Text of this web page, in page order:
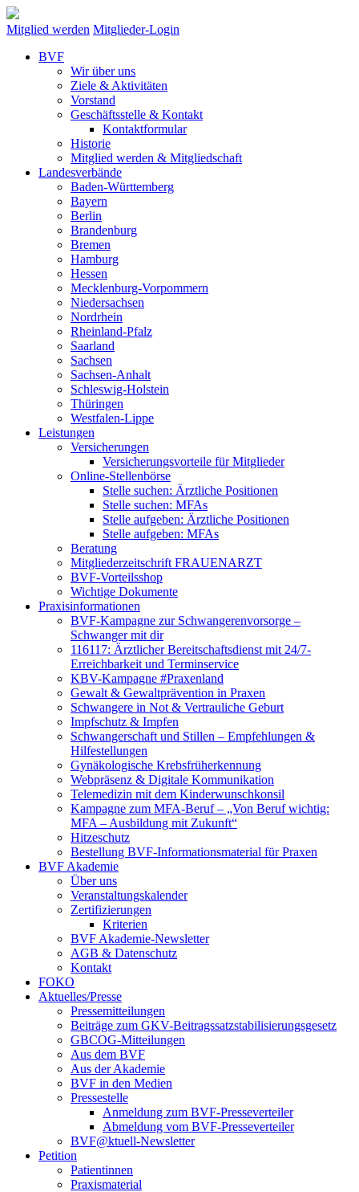
Mitglied werden Mitglieder-Login
BVF
Wir über uns
Ziele & Aktivitäten
Vorstand
Geschäftsstelle & Kontakt
Kontaktformular
Historie
Mitglied werden & Mitgliedschaft
Landesverbände
Baden-Württemberg
Bayern
Berlin
Brandenburg
Bremen
Hamburg
Hessen
Mecklenburg-Vorpommern
Niedersachsen
Nordrhein
Rheinland-Pfalz
Saarland
Sachsen
Sachsen-Anhalt
Schleswig-Holstein
Thüringen
Westfalen-Lippe
Leistungen
Versicherungen
Versicherungsvorteile für Mitglieder
Online-Stellenbörse
Stelle suchen: Ärztliche Positionen
Stelle suchen: MFAs
Stelle aufgeben: Ärztliche Positionen
Stelle aufgeben: MFAs
Beratung
Mitgliederzeitschrift FRAUENARZT
BVF-Vorteilsshop
Wichtige Dokumente
Praxisinformationen
BVF-Kampagne zur Schwangerenvorsorge –
Schwanger mit dir
116117: Ärztlicher Bereitschaftsdienst mit 24/7-
Erreichbarkeit und Terminservice
KBV-Kampagne #Praxenland
Gewalt & Gewaltprävention in Praxen
Schwangere in Not & Vertrauliche Geburt
Impfschutz & Impfen
Schwangerschaft und Stillen – Empfehlungen &
Hilfestellungen
Gynäkologische Krebsfrüherkennung
Webpräsenz & Digitale Kommunikation
Telemedizin mit dem Kinderwunschkonsil
Kampagne zum MFA-Beruf – „Von Beruf wichtig:
MFA – Ausbildung mit Zukunft“
Hitzeschutz
Bestellung BVF-Informationsmaterial für Praxen
BVF Akademie
Über uns
Veranstaltungskalender
Zertifizierungen
Kriterien
BVF Akademie-Newsletter
AGB & Datenschutz
Kontakt
FOKO
Aktuelles/Presse
Pressemitteilungen
Beiträge zum GKV-Beitragssatzstabilisierungsgesetz
GBCOG-Mitteilungen
Aus dem BVF
Aus der Akademie
BVF in den Medien
Pressestelle
Anmeldung zum BVF-Presseverteiler
Abmeldung vom BVF-Presseverteiler
BVF@ktuell-Newsletter
Petition
Patientinnen
Praxismaterial